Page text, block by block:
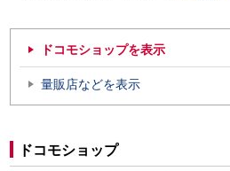
ドコモショップを表示
量販店などを表示
ドコモショップ